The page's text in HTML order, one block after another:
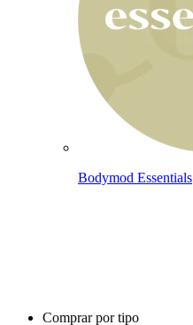
Bodymod Essentials
Comprar por tipo